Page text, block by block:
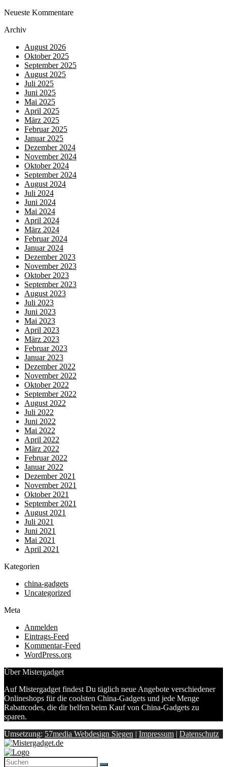
Neueste Kommentare
Archiv
August 2026
Oktober 2025
September 2025
August 2025
Juli 2025
Juni 2025
Mai 2025
April 2025
März 2025
Februar 2025
Januar 2025
Dezember 2024
November 2024
Oktober 2024
September 2024
August 2024
Juli 2024
Juni 2024
Mai 2024
April 2024
März 2024
Februar 2024
Januar 2024
Dezember 2023
November 2023
Oktober 2023
September 2023
August 2023
Juli 2023
Juni 2023
Mai 2023
April 2023
März 2023
Februar 2023
Januar 2023
Dezember 2022
November 2022
Oktober 2022
September 2022
August 2022
Juli 2022
Juni 2022
Mai 2022
April 2022
März 2022
Februar 2022
Januar 2022
Dezember 2021
November 2021
Oktober 2021
September 2021
August 2021
Juli 2021
Juni 2021
Mai 2021
April 2021
Kategorien
china-gadgets
Uncategorized
Meta
Anmelden
Eintrags-Feed
Kommentar-Feed
WordPress.org
Über Mistergadget
Auf Mistergadget findest Du täglich neue Angebote verschiedener
Onlineshops für die coolsten China-Gadgets und jede Menge
Rabattcodes, die dir helfen beim Kauf von China-Gadgets zu
sparen.
Umsetzung: 57media Webdesign Siegen | Impressum | Datenschutz